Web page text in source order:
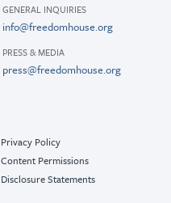
GENERAL INQUIRIES
info@freedomhouse.org
PRESS & MEDIA
press@freedomhouse.org
Privacy Policy
Content Permissions
Disclosure Statements